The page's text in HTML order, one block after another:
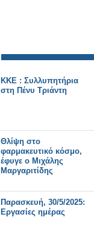
ΚΚΕ : Συλλυπητήρια
στη Πένυ Τριάντη
Θλίψη στο
φαρμακευτικό κόσμο,
έφυγε ο Μιχάλης
Μαργαριτίδης
Παρασκευή, 30/5/2025:
Εργασίες ημέρας